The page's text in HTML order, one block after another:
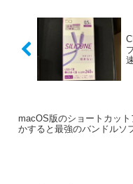
macOS版のショートカット
かすると最強のバンドルソ